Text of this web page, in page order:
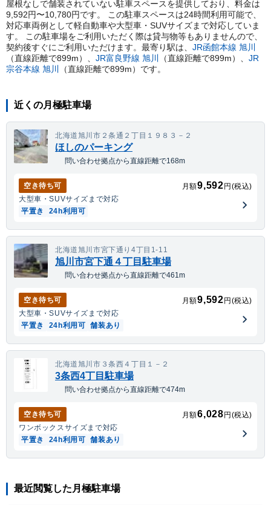
屋根なしで舗装されていない駐車スペースを提供しており、料金は
9,592円〜10,780円です。 この駐車スペースは24時間利用可能で、
対応車両例として軽自動車や大型車・SUVサイズまで対応していま
す。 この駐車場をご利用いただく際は貸与物等もありませんので、
契約後すぐにご利用いただけます。 最寄り駅は、 JR函館本線 旭川
（直線距離で899m） JR富良野線 旭川 （直線距離で899m）
JR
宗谷本線 旭川 （直線距離で899m） です。
近くの月極駐車場
北海道旭川市２条通２丁目１９８３－２
ほしのパーキング
問い合わせ拠点から直線距離で168m
空き待ち可 月額9,592円(税込)
大型車・SUVサイズまで対応
平置き
24h利用可
北海道旭川市宮下通り4丁目1-11
旭川市宮下通４丁目駐車場
問い合わせ拠点から直線距離で461m
空き待ち可 月額9,592円(税込)
大型車・SUVサイズまで対応
平置き
24h利用可 舗装あり
北海道旭川市３条西４丁目１－２
3条西4丁目駐車場
問い合わせ拠点から直線距離で474m
空き待ち可 月額6,028円(税込)
ワンボックス サイズまで対応
平置き
24h利用可 舗装あり
最近閲覧した月極駐車場